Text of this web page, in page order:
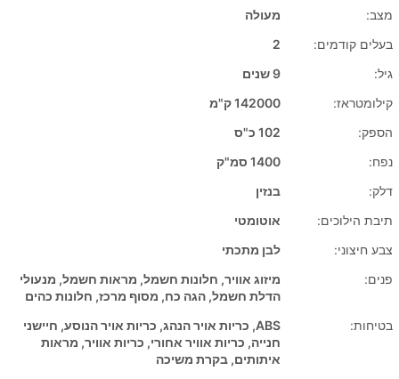
מצב:
מעולה
בעלים קודמים:
2
גיל:
9 שנים
קילומטראז:
142000 ק"מ
הספק:
102 כ"ס
נפח:
1400 סמ"ק
דלק:
בנזין
תיבת הילוכים:
אוטומטי
צבע חיצוני:
לבן מתכתי
פנים:
מיזוג אוויר, חלונות חשמל, מראות חשמל, מנעולי
הדלת חשמל, הגה כח, מסוף מרכז, חלונות כהים
בטיחות:
ABS, כריות אויר הנהג, כריות אויר הנוסע, חיישני
חנייה, כריות אוויר אחורי, כריות אוויר, מראות
איתותים, בקרת משיכה